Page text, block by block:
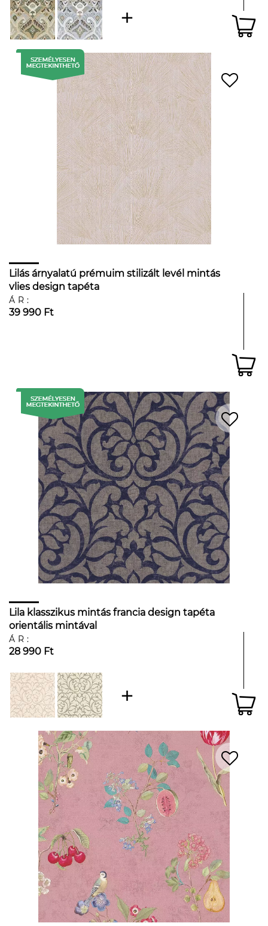
Lilás árnyalatú prémuim stilizált levél mintás
vlies design tapéta
ÁR:
39 990 Ft
Lila klasszikus mintás francia design tapéta
orientális mintával
ÁR:
28 990 Ft